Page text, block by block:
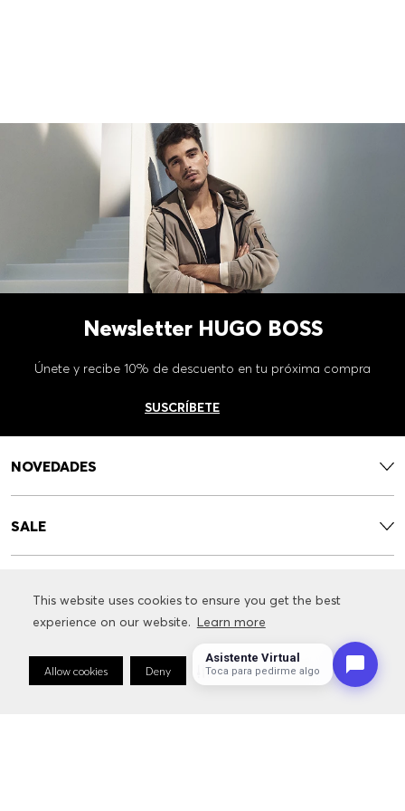
This website uses cookies to ensure you get the best
experience on our website. Learn more
Allow cookies Deny Cookie Preferences
This website uses cookies to ensure you get the best
experience on our website. Learn more
Allow cookies Deny Cookie Preferences
Newsletter HUGO BOSS
Únete y recibe 10% de descuento en tu próxima compra
SUSCRÍBETE
NOVEDADES
SALE
Asistente Virtual
Toca para pedirme algo